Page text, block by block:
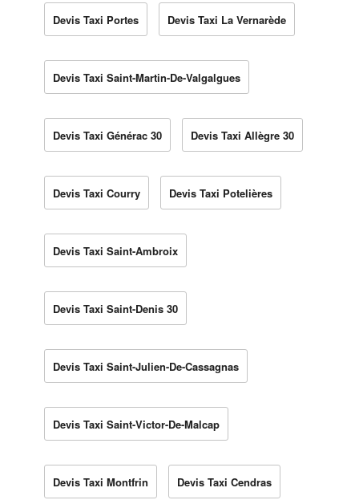
Devis Taxi Portes Devis Taxi La Vernarède
Devis Taxi Saint-Martin-De-Valgalgues
Devis Taxi Générac 30 Devis Taxi Allègre 30
Devis Taxi Courry Devis Taxi Potelières
Devis Taxi Saint-Ambroix
Devis Taxi Saint-Denis 30
Devis Taxi Saint-Julien-De-Cassagnas
Devis Taxi Saint-Victor-De-Malcap
Devis Taxi Montfrin Devis Taxi Cendras